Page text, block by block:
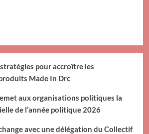
pour accroître les
Made In Drc
aux organisations politiques la
de l’année politique 2026
avec une délégation du Collectif